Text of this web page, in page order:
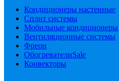
Кондиционеры настенные
Сплит системы
Мобильные кондиционеры
Вентиляционные системы
Фреон
ОбогревателиSale
Конвекторы